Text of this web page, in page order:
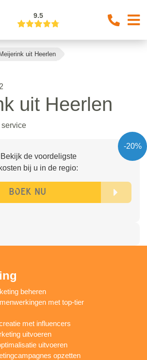
9.5
Meijerink uit Heerlen
uit Heerlen
-20%
Bekijk de voordeligste
kosten bij u in de regio:
beheren
met top-tier
met influencers
uitvoeren
uitvoeren
opzetten